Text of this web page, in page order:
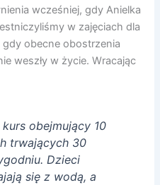
wcześniej, gdy Anielka
w zajęciach dla
gdy obecne obostrzenia
weszły w życie. Wracając
obejmujący 10
trwających 30
Dzieci
się z wodą, a